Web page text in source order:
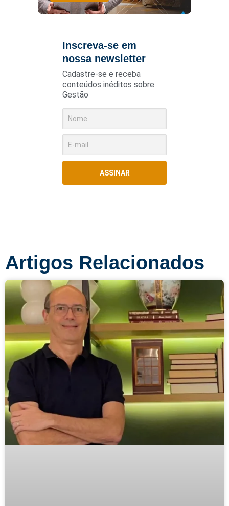
Inscreva-se em
nossa newsletter
Cadastre-se e receba
conteúdos inéditos sobre
Gestão
ASSINAR
Artigos Relacionados